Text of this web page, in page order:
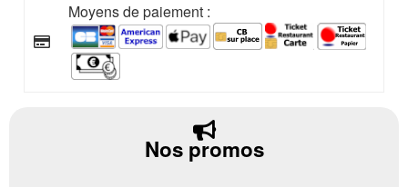
Moyens de paiement :
Nos promos